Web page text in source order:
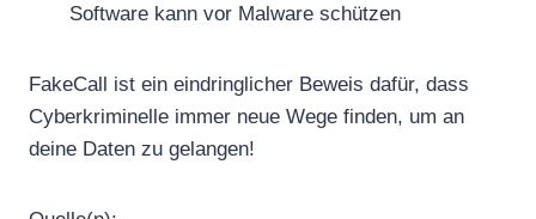
Software kann vor Malware schützen
FakeCall ist ein eindringlicher Beweis dafür, dass
Cyberkriminelle immer neue Wege finden, um an
deine Daten zu gelangen!